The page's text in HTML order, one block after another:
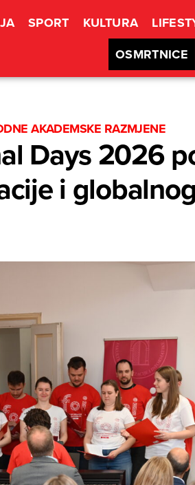
SPORT KULTURA
OSMRTNICE
AKADEMSKE RAZMJENE
Days 2026
i